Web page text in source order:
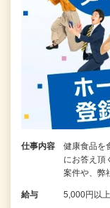
仕事内容
健康食品を
にお答え頂
案件や、弊
給与 5,000円以